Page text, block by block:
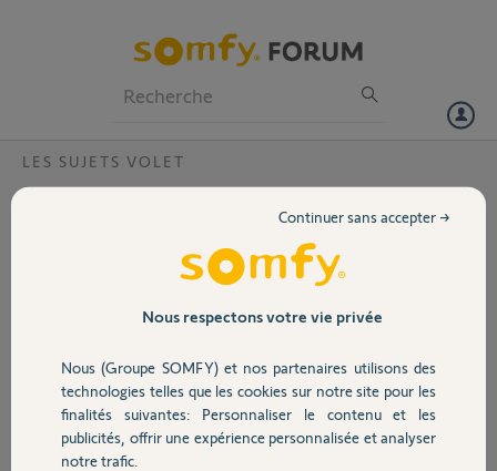
Volet
Sécurité
Domotique
LES SUJETS VOLET
Situo 5 IO canal commun ne fonctionne
J’ai configuré les 4 canaux individuels (un par volet) et cela fonctionne
parfaitement. Malheureusement le canal de tous les volets (toutes les
Quel pourrait être le problème? Cela provient-il de la télécommande?
Ou des moteurs (qui sont neufs)?
Merci,
Nous respectons votre vie privée
Nous (Groupe SOMFY) et nos partenaires utilisons des
technologies telles que les cookies sur notre site pour les
finalités suivantes: Personnaliser le contenu et les
publicités, offrir une expérience personnalisée et analyser
notre trafic.
Continuer sans accepter →